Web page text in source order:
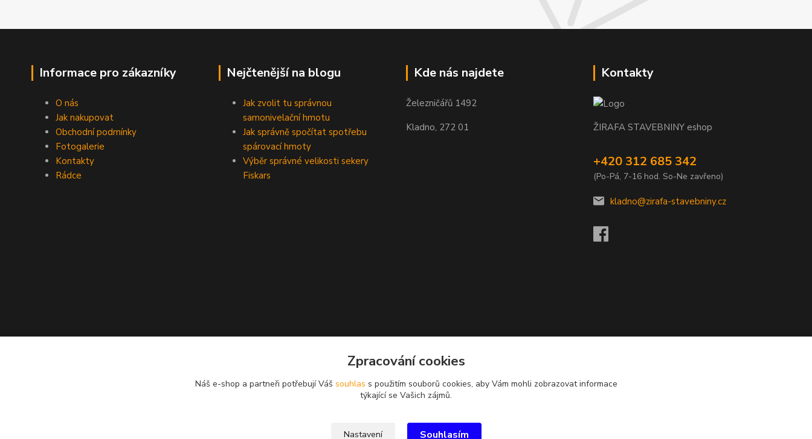
Informace pro zákazníky
O nás
Jak nakupovat
Obchodní podmínky
Fotogalerie
Kontakty
Rádce
Nejčtenější na blogu
Jak zvolit tu správnou
samonivelační hmotu
Jak správně spočítat spotřebu
spárovací hmoty
Výběr správné velikosti sekery
Fiskars
Kde nás najdete
Železničářů 1492
Kladno, 272 01
Kontakty
ŽIRAFA STAVEBNINY eshop
+420 312 685 342
(Po-Pá, 7-16 hod. So-Ne zavřeno)
kladno@zirafa-stavebniny.cz
Zpracování cookies
Náš e-shop a partneři potřebují Váš souhlas s použitím souborů cookies, aby Vám mohli zobrazovat informace
týkající se Vašich zájmů.
Nastavení Souhlasím